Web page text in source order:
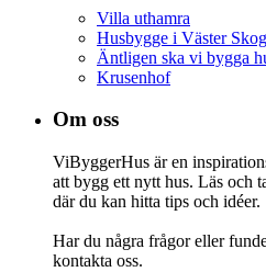
Villa uthamra
Husbygge i Väster
Äntligen ska vi bygga
Krusenhof
Om oss
ViByggerHus är en
att bygg ett nytt hus. Läs och
där du kan hitta tips och idéer.
Har du några frågor eller
kontakta oss.